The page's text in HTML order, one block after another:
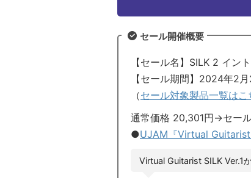
セール開催概要
【セール名】SILK 2 イン
【セール期間】2024年2
（セール対象製品一覧はこ
通常価格 20,301円→セー
●UJAM『Virtual Guitarist
Virtual Guitarist SILK Ver.1